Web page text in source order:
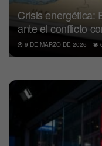
Crisis energética:
ante el conflicto
9 DE MARZO DE 2026